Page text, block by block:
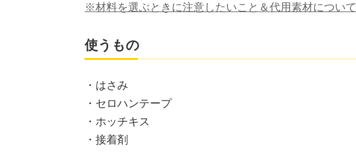
※材料を選ぶときに注意したいこと＆代用素材について
使うもの
・はさみ
・セロハンテープ
・ホッチキス
・接着剤